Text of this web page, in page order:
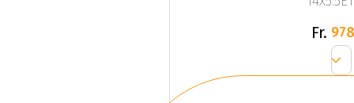
Fr.